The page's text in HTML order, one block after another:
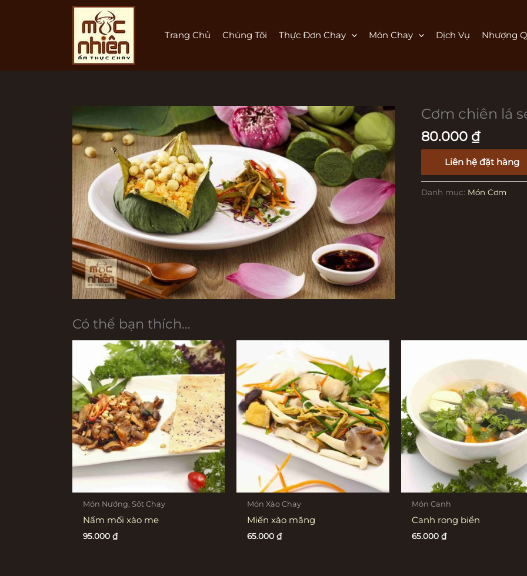
Trang Chủ Chúng Tôi Thực Đơn Chay Món Chay Dịch Vụ Nhượng
Cơm chiên lá
80.000 ₫
Cơm
lá
lượng
Liên hệ đặt hàng
Danh mục: Món Cơm
Có thể bạn thích…
Món Nướng, Sốt Chay
Nấm mối xào me
95.000 ₫
Món Xào Chay
Miến xào măng
65.000₫
Món Canh
Canh rong biển
65.000 ₫